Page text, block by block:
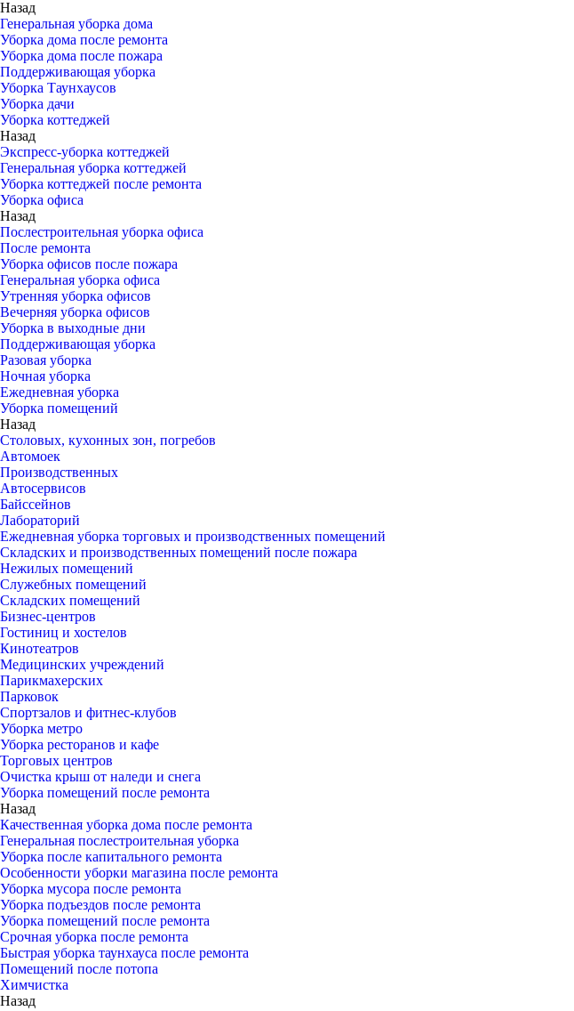
Назад
Генеральная уборка дома
Уборка дома после ремонта
Уборка дома после пожара
Поддерживающая уборка
Уборка Таунхаусов
Уборка дачи
Уборка коттеджей
Назад
Экспресс-уборка коттеджей
Генеральная уборка коттеджей
Уборка коттеджей после ремонта
Уборка офиса
Назад
Послестроительная уборка офиса
После ремонта
Уборка офисов после пожара
Генеральная уборка офиса
Утренняя уборка офисов
Вечерняя уборка офисов
Уборка в выходные дни
Поддерживающая уборка
Разовая уборка
Ночная уборка
Ежедневная уборка
Уборка помещений
Назад
Столовых, кухонных зон, погребов
Автомоек
Производственных
Автосервисов
Байссейнов
Лабораторий
Ежедневная уборка торговых и производственных помещений
Складских и производственных помещений после пожара
Нежилых помещений
Служебных помещений
Складских помещений
Бизнес-центров
Гостиниц и хостелов
Кинотеатров
Медицинских учреждений
Парикмахерских
Парковок
Спортзалов и фитнес-клубов
Уборка метро
Уборка ресторанов и кафе
Торговых центров
Очистка крыш от наледи и снега
Уборка помещений после ремонта
Назад
Качественная уборка дома после ремонта
Генеральная послестроительная уборка
Уборка после капитального ремонта
Особенности уборки магазина после ремонта
Уборка мусора после ремонта
Уборка подъездов после ремонта
Уборка помещений после ремонта
Срочная уборка после ремонта
Быстрая уборка таунхауса после ремонта
Помещений после потопа
Химчистка
Назад